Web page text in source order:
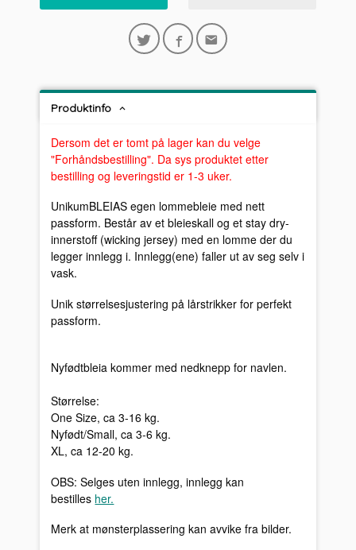
Produktinfo
Dersom det er tomt på lager kan du velge
"Forhåndsbestilling". Da sys produktet etter
bestilling og leveringstid er 1-3 uker.
UnikumBLEIAS egen lommebleie med nett
passform. Består av et bleieskall og et stay dry-
innerstoff (wicking jersey) med en lomme der du
legger innlegg i. Innlegg(ene) faller ut av seg selv i
vask.
Unik størrelsesjustering på lårstrikker for perfekt
passform.
Nyfødtbleia kommer med nedknepp for navlen.
Størrelse:
One Size, ca 3-16 kg.
Nyfødt/Small, ca 3-6 kg.
XL, ca 12-20 kg.
OBS: Selges uten innlegg, innlegg kan
bestilles her.
Merk at mønsterplassering kan avvike fra bilder.